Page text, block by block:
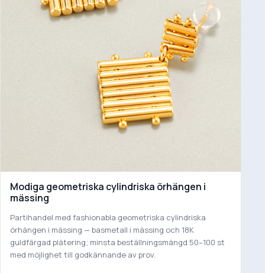
Modiga geometriska cylindriska örhängen i
mässing
Partihandel med fashionabla geometriska cylindriska
örhängen i mässing — basmetall i mässing och 18K
guldfärgad plätering; minsta beställningsmängd 50–100 st
med möjlighet till godkännande av prov.